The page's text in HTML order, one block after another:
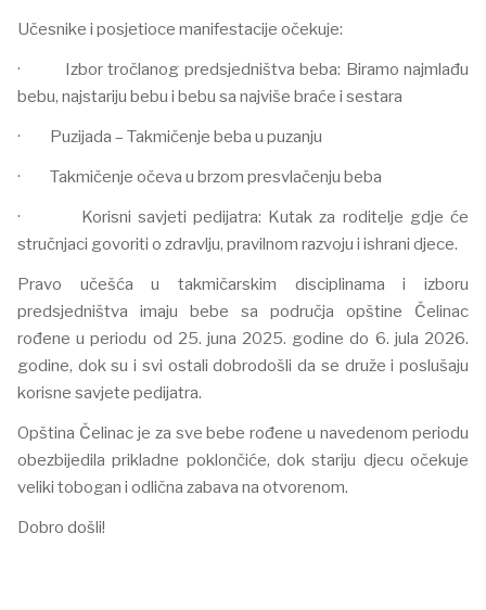
Učesnike i posjetioce manifestacije očekuje:
· Izbor tročlanog predsjedništva beba: Biramo najmlađu
bebu, najstariju bebu i bebu sa najviše braće i sestara
· Puzijada – Takmičenje beba u puzanju
· Takmičenje očeva u brzom presvlačenju beba
· Korisni savjeti pedijatra: Kutak za roditelje gdje će
stručnjaci govoriti o zdravlju, pravilnom razvoju i ishrani djece.
Pravo učešća u takmičarskim disciplinama i izboru
predsjedništva imaju bebe sa područja opštine Čelinac
rođene u periodu od 25. juna 2025. godine do 6. jula 2026.
godine, dok su i svi ostali dobrodošli da se druže i poslušaju
korisne savjete pedijatra.
Opština Čelinac je za sve bebe rođene u navedenom periodu
obezbijedila prikladne poklončiće, dok stariju djecu očekuje
veliki tobogan i odlična zabava na otvorenom.
Dobro došli!